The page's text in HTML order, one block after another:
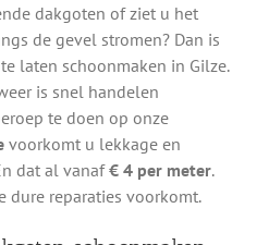
dakgoten of ziet u het
de gevel stromen? Dan is
laten schoonmaken in Gilze.
is snel handelen
te doen op onze
voorkomt u lekkage en
dat al vanaf€ 4 per meter.
dure reparaties voorkomt.